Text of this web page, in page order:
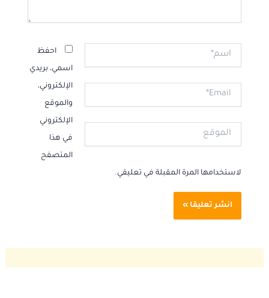
اسم*
Email*
الموقع
احفظ
اسمي، بريدي
الإلكتروني،
والموقع
الإلكتروني
في هذا
المتصفح
لاستخدامها المرة المقبلة في تعليقي.